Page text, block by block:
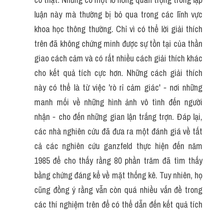
luận này mà thường bị bỏ qua trong các lĩnh vực
khoa học thông thường. Chỉ vì có thể lời giải thích
trên đã không chứng minh được sự tồn tại của thần
giao cách cảm và có rất nhiều cách giải thích khác
cho kết quả tích cực hơn. Những cách giải thích
này có thể là từ việc 'rò rỉ cảm giác' - nơi những
manh mối về những hình ảnh vô tình đến người
nhận - cho đến những gian lận trắng trợn. Đáp lại,
các nhà nghiên cứu đã đưa ra một đánh giá về tất
cả các nghiên cứu ganzfeld thực hiện đến năm
1985 để cho thấy rằng 80 phần trăm đã tìm thấy
bằng chứng đáng kể về mặt thống kê. Tuy nhiên, họ
cũng đồng ý rằng vẫn còn quá nhiều vấn đề trong
các thí nghiệm trên để có thể dẫn đến kết quả tích